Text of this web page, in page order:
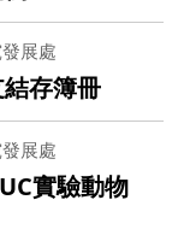
展處
存簿冊
展處
實驗動物